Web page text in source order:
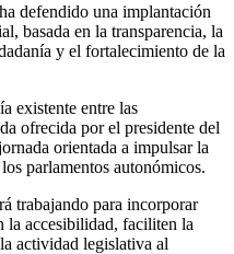
defendido una implantación
basada en la transparencia, la
y el fortalecimiento de la
existente entre las
ofrecida por el presidente del
orientada a impulsar la
parlamentos autonómicos.
trabajando para incorporar
la accesibilidad, faciliten la
actividad legislativa al